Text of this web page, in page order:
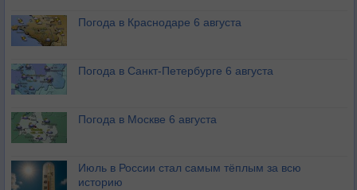
Погода в Краснодаре 6 августа
Погода в Санкт-Петербурге 6 августа
Погода в Москве 6 августа
Июль в России стал самым тёплым за всю
историю